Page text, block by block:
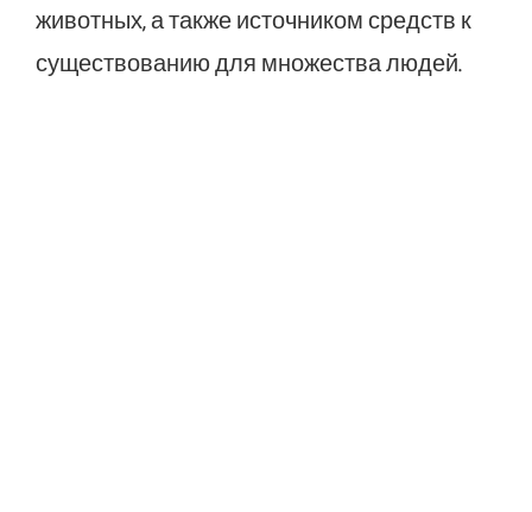
животных, а также источником средств к
существованию для множества людей.